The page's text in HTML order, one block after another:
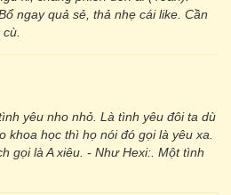
ngay quả sẻ, thả nhẹ cái like. Cần
yêu nho nhỏ. Là tình yêu đôi ta dù
khoa học thì họ nói đó gọi là yêu xa.
gọi là A xiêu. - Như Hexi:. Một tình